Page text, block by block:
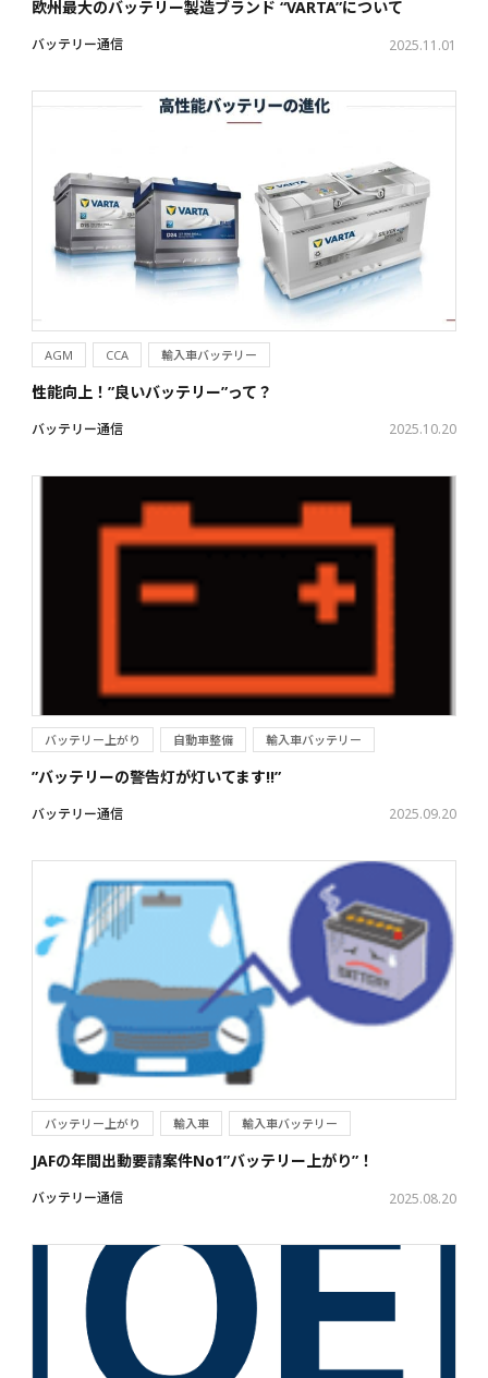
欧州最大のバッテリー製造ブランド “VARTA”について
バッテリー通信 2025.11.01
AGM CCA 輸入車バッテリー
性能向上！”良いバッテリー”って？
バッテリー通信 2025.10.20
バッテリー上がり 自動車整備 輸入車バッテリー
”バッテリーの警告灯が灯いてます!!”
バッテリー通信 2025.09.20
バッテリー上がり 輸入車 輸入車バッテリー
JAFの年間出動要請案件No1”バッテリー上がり”！
バッテリー通信 2025.08.20